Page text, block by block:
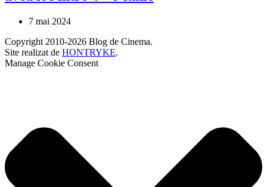
7 mai 2024
Copyright 2010-2026 Blog de Cinema.
Site realizat de HONTRYKE.
Manage Cookie Consent